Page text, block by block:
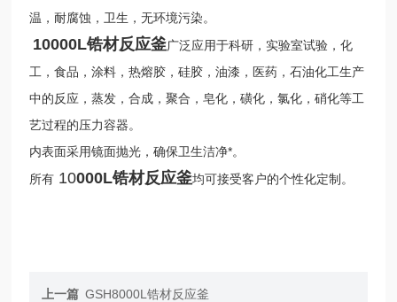
温，耐腐蚀，卫生，无环境污染。
10000L锆材反应釜广泛应用于科研，实验室试验，化
工，食品，涂料，热熔胶，硅胶，油漆，医药，石油化工生产
中的反应，蒸发，合成，聚合，皂化，磺化，氯化，硝化等工
艺过程的压力容器。
内表面采用镜面抛光，确保卫生洁净*。
所有 10000L锆材反应釜均可接受客户的个性化定制。
上一篇 GSH8000L锆材反应釜